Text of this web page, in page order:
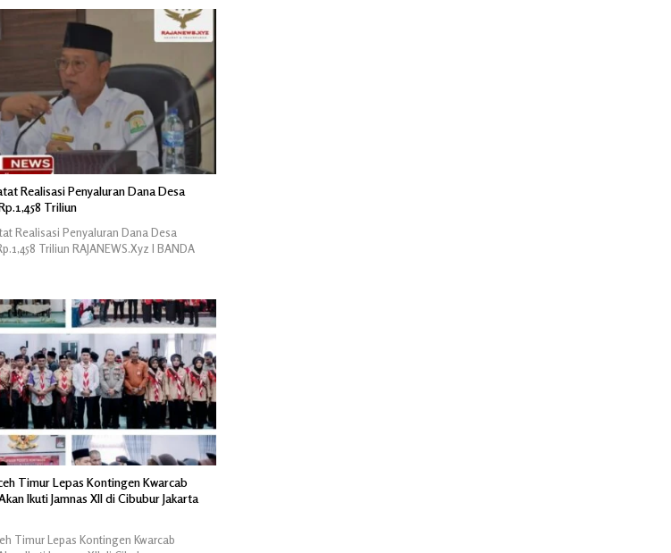
Realisasi Penyaluran Dana Desa
Triliun
Realisasi Penyaluran Dana Desa
Triliun RAJANEWS.Xyz I BANDA
Timur Lepas Kontingen Kwarcab
Ikuti Jamnas XII di Cibubur Jakarta
Timur Lepas Kontingen Kwarcab